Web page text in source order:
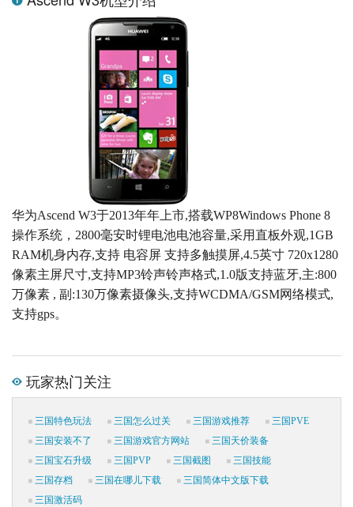
华为Ascend W3于2013年年上市,搭载WP8Windows Phone 8
操作系统，2800毫安时锂电池电池容量,采用直板外观,1GB
RAM机身内存,支持 电容屏 支持多触摸屏,4.5英寸 720x1280
像素主屏尺寸,支持MP3铃声铃声格式,1.0版支持蓝牙,主:800
万像素 , 副:130万像素摄像头,支持WCDMA/GSM网络模式,
支持gps。
玩家热门关注
三国特色玩法 三国怎么过关 三国游戏推荐
三国PVE
三国安装不了
三国游戏官方网站
三国天价装备
三国宝石升级
三国PVP 三国截图
三国技能
三国存档
三国在哪儿下载
三国简体中文版下载
三国激活码